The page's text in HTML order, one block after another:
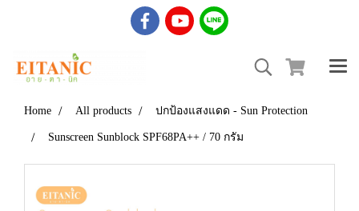
Home All products ปกป้องแสงแดด - Sun Protection
Sunscreen Sunblock SPF68PA++ / 70 กรัม